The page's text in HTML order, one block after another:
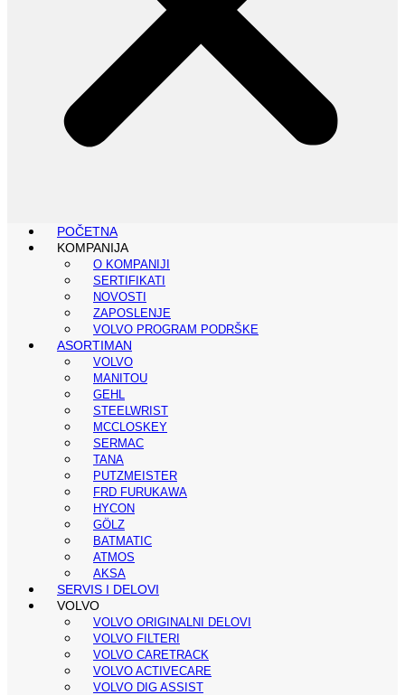
POČETNA
KOMPANIJA
O KOMPANIJI
SERTIFIKATI
NOVOSTI
ZAPOSLENJE
VOLVO PROGRAM PODRŠKE
ASORTIMAN
VOLVO
MANITOU
GEHL
STEELWRIST
MCCLOSKEY
SERMAC
TANA
PUTZMEISTER
FRD FURUKAWA
HYCON
GÖLZ
BATMATIC
ATMOS
AKSA
SERVIS I DELOVI
VOLVO
VOLVO ORIGINALNI DELOVI
VOLVO FILTERI
VOLVO CARETRACK
VOLVO ACTIVECARE
VOLVO DIG ASSIST